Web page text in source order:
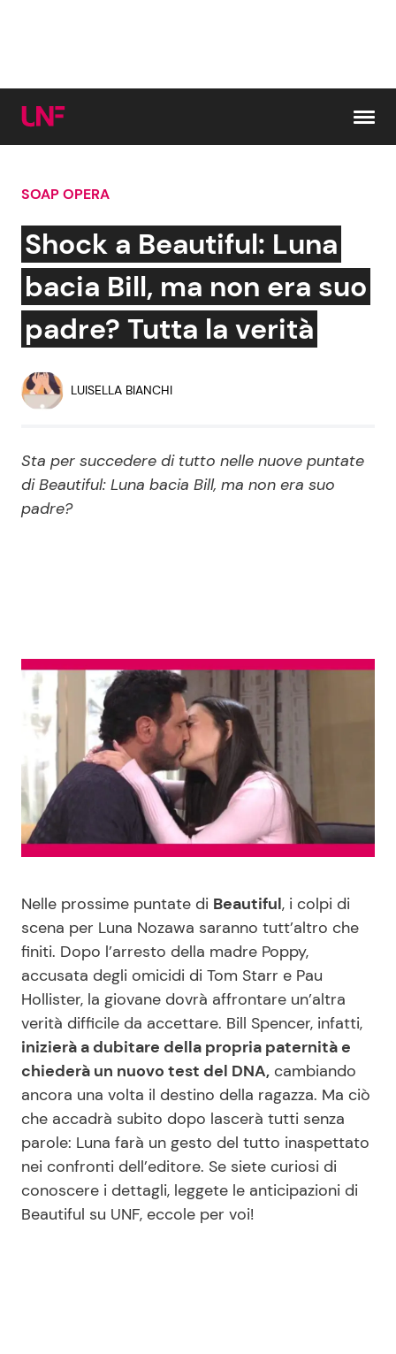
Cerca:
News e Cronaca
Attualità Italiana
Economia
Persone Scomparse
Politica
Gossip e TV
Bellezze VIP
Programmi TV
News Cinema
News Musica
News Spettacolo
News dal mondo
Benessere
Moda e Style
Mondo Mamma
News benessere
Salute
Viaggi e Turismo
Festività
Cucina e Ricette
Le Ricette in TV
Primi Piatti
Ricette Facili e Veloci
Ricette Feste
Ricette per Bambini
SOAP OPERA
Shock a Beautiful: Luna
bacia Bill, ma non era suo
padre? Tutta la verità
LUISELLA BIANCHI
Sta per succedere di tutto nelle nuove puntate
di Beautiful: Luna bacia Bill, ma non era suo
padre?
Nelle prossime puntate di Beautiful, i colpi di
scena per Luna Nozawa saranno tutt’altro che
finiti. Dopo l’arresto della madre Poppy,
accusata degli omicidi di Tom Starr e Pau
Hollister, la giovane dovrà affrontare un’altra
verità difficile da accettare. Bill Spencer, infatti,
inizierà a dubitare della propria paternità e
chiederà un nuovo test del DNA, cambiando
ancora una volta il destino della ragazza. Ma ciò
che accadrà subito dopo lascerà tutti senza
parole: Luna farà un gesto del tutto inaspettato
nei confronti dell’editore. Se siete curiosi di
conoscere i dettagli, leggete le anticipazioni di
Beautiful su UNF, eccole per voi!